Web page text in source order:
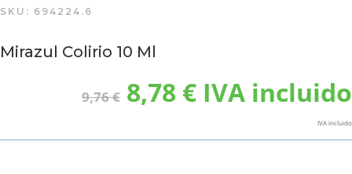
SKU: 694224.6
Mirazul Colirio 10 Ml
9,76€ El
precio
era:
8,78 €El
precio
es:
IVA incluido
IVA incluido